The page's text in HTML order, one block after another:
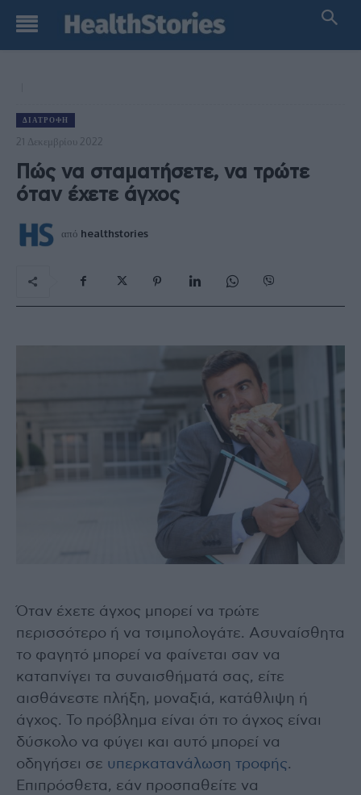
ΔΙΑΤΡΟΦΉ
21 Δεκεμβρίου 2022
Πώς να σταματήσετε, να τρώτε
όταν έχετε άγχος
από healthstories
Όταν έχετε άγχος μπορεί να τρώτε
περισσότερο ή να τσιμπολογάτε. Ασυναίσθητα
το φαγητό μπορεί να φαίνεται σαν να
καταπνίγει τα συναισθήματά σας, είτε
αισθάνεστε πλήξη, μοναξιά, κατάθλιψη ή
άγχος. Το πρόβλημα είναι ότι το άγχος είναι
δύσκολο να φύγει και αυτό μπορεί να
οδηγήσει σε υπερκατανάλωση τροφής.
Επιπρόσθετα, εάν προσπαθείτε να